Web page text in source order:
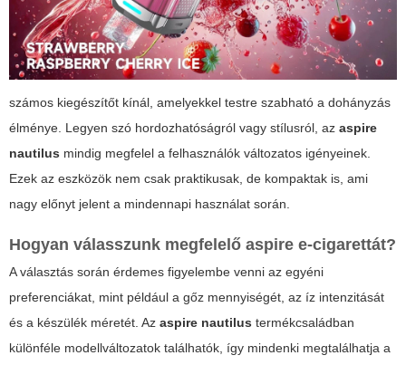
számos kiegészítőt kínál, amelyekkel testre szabható a dohányzás
élménye. Legyen szó hordozhatóságról vagy stílusról, az aspire
nautilus mindig megfelel a felhasználók változatos igényeinek.
Ezek az eszközök nem csak praktikusak, de kompaktak is, ami
nagy előnyt jelent a mindennapi használat során.
Hogyan válasszunk megfelelő aspire e-cigarettát?
A választás során érdemes figyelembe venni az egyéni
preferenciákat, mint például a gőz mennyiségét, az íz intenzitását
és a készülék méretét. Az aspire nautilus termékcsaládban
különféle modellváltozatok találhatók, így mindenki megtalálhatja a